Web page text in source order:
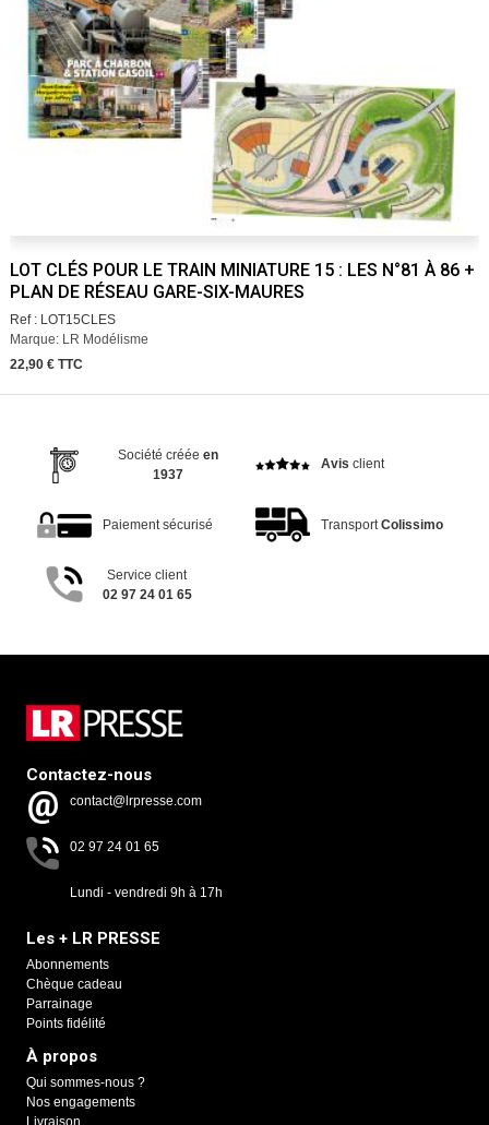
LOT CLÉS POUR LE TRAIN MINIATURE 15 : LES N°81 À 86 +
PLAN DE RÉSEAU GARE-SIX-MAURES
Ref : LOT15CLES
Marque: LR Modélisme
22,90 € TTC
Société créée en
1937
Avis client
Paiement sécurisé TransportColissimo
Service client
02 97 24 01 65
Contactez-nous
contact@lrpresse.com
02 97 24 01 65
Lundi - vendredi 9h à 17h
Les + LR PRESSE
Abonnements
Chèque cadeau
Parrainage
Points fidélité
À propos
Qui sommes-nous ?
Nos engagements
Livraison